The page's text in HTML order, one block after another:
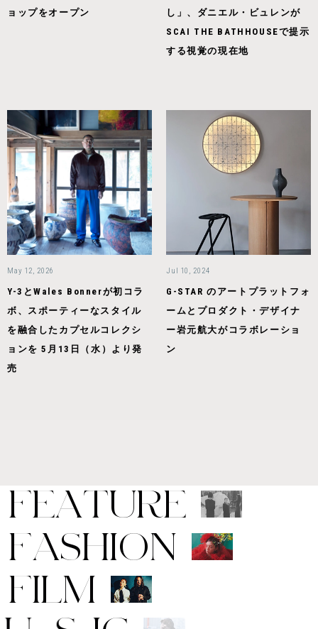
ョップをオープン
し」、ダニエル・ビュレンが
SCAI THE BATHHOUSEで提示
する視覚の現在地
May 12, 2026
Y-3とWales Bonnerが初コラ
ボ、スポーティーなスタイル
を融合したカプセルコレクシ
ョンを 5月13日（水）より発
売
Jul 10, 2024
G-STAR のアートプラットフォ
ームとプロダクト・デザイナ
ー岩元航大がコラボレーショ
ン
FEATURE
FASHION
FILM